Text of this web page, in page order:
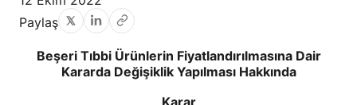
Paylaş
Beşeri Tıbbi Ürünlerin Fiyatlandırılmasına Dair
Kararda Değişiklik Yapılması Hakkında
Karar